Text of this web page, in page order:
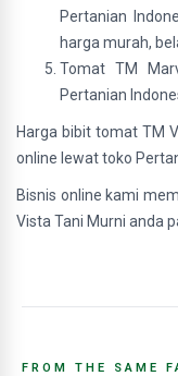
Pertanian
harga murah,
Tomat TM
Pertanian
Harga bibit tomat TM
online lewat toko
Bisnis online kami
Vista Tani Murni anda
FROM THE SAME